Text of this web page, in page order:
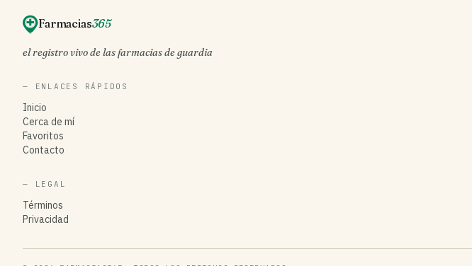
Farmacias365
el registro vivo de las farmacias de guardia
— ENLACES RÁPIDOS
Inicio
Cerca de mí
Favoritos
Contacto
— LEGAL
Términos
Privacidad